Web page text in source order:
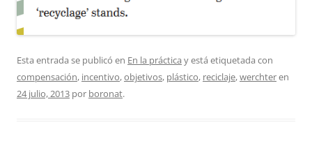
Esta entrada se publicó en En la práctica y está etiquetada con
compensación, incentivo,objetivos, plástico, reciclaje,werchteren
24 julio, 2013 por boronat.